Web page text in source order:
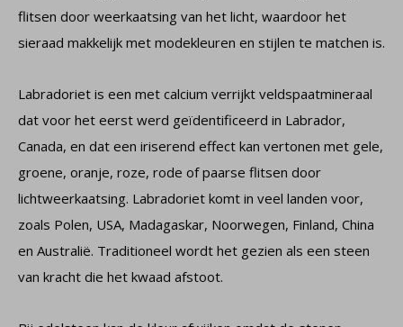
flitsen door weerkaatsing van het licht, waardoor het
sieraad makkelijk met modekleuren en stijlen te matchen is.
Labradoriet is een met calcium verrijkt veldspaatmineraal
dat voor het eerst werd geïdentificeerd in Labrador,
Canada, en dat een iriserend effect kan vertonen met gele,
groene, oranje, roze, rode of paarse flitsen door
lichtweerkaatsing. Labradoriet komt in veel landen voor,
zoals Polen, USA, Madagaskar, Noorwegen, Finland, China
en Australië. Traditioneel wordt het gezien als een steen
van kracht die het kwaad afstoot.